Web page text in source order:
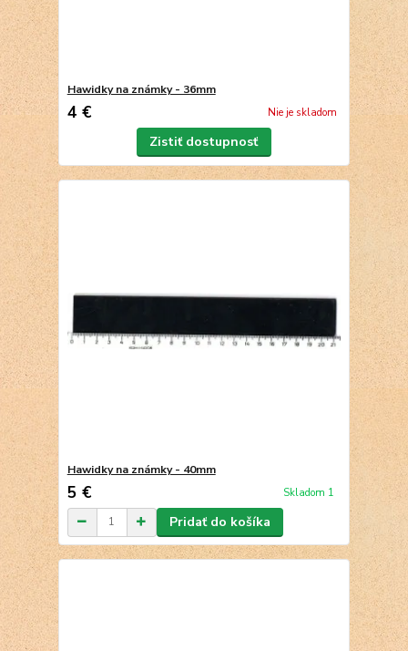
Hawidky na známky - 36mm
4 € Nie je skladom
Zistiť dostupnosť
Hawidky na známky - 40mm
5 € Skladom 1
Pridať do košíka